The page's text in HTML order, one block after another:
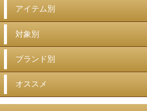
アイテム別
対象別
ブランド別
オススメ